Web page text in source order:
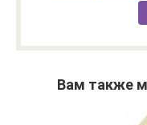
Вам также